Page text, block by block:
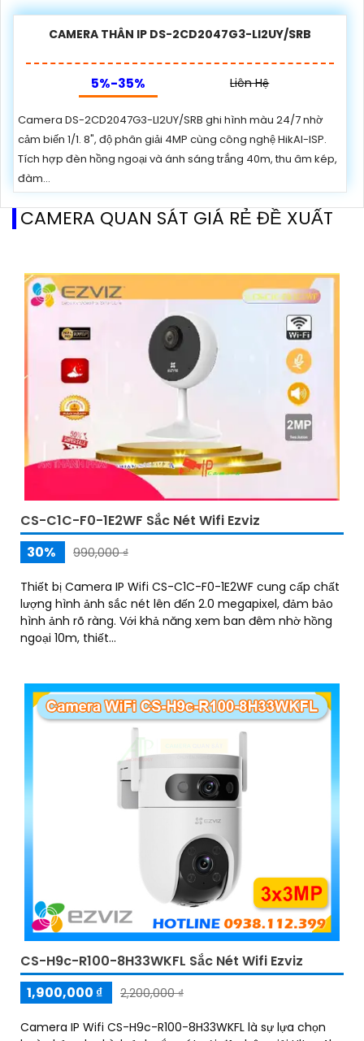
CAMERA THÂN IP DS-2CD2047G3-LI2UY/SRB
5%-35% Liên Hệ
Camera DS-2CD2047G3-LI2UY/SRB ghi hình màu 24/7 nhờ
cảm biến 1/1. 8", độ phân giải 4MP cùng công nghệ HikAI-ISP.
Tích hợp đèn hồng ngoại và ánh sáng trắng 40m, thu âm kép,
đàm...
CAMERA QUAN SÁT GIÁ RẺ ĐỀ XUẤT
CS-C1C-F0-1E2WF Sắc Nét Wifi Ezviz
30%
990,000 ₫
Thiết bị Camera IP Wifi CS-C1C-F0-1E2WF cung cấp chất
lượng hình ảnh sắc nét lên đến 2.0 megapixel, đảm bảo
hình ảnh rõ ràng. Với khả năng xem ban đêm nhờ hồng
ngoại 10m, thiết...
CS-H9c-R100-8H33WKFL Sắc Nét Wifi Ezviz
1,900,000 ₫
2,200,000 ₫
Camera IP Wifi CS-H9c-R100-8H33WKFL là sự lựa chọn